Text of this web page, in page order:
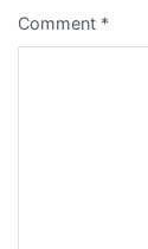
Comment *